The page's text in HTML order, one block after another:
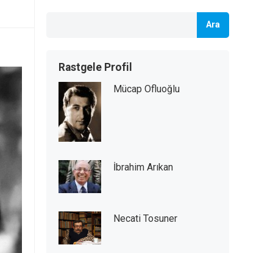
Ara
Rastgele Profil
Mücap Ofluoğlu
İbrahim Arıkan
Necati Tosuner